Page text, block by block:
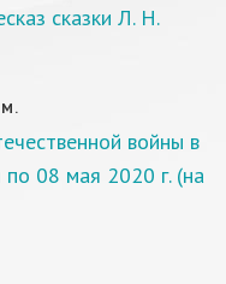
сказки Л. Н.
войны в
08 мая 2020 г. (на